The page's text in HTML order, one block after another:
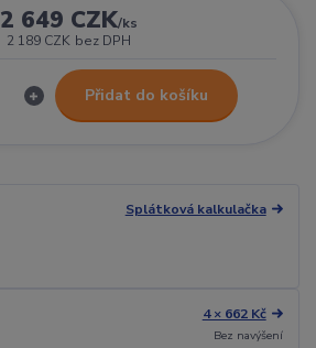
2 649 CZK/ks
2 189 CZK bez DPH
Přidat do košíku
Splátková kalkulačka
4 × 662 Kč
Bez navýšení